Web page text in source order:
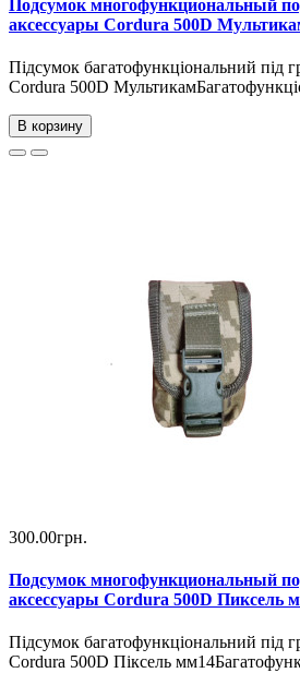
Подсумок многофункциональный
аксессуары Сordura 500D
Підсумок багатофункціональний під
Сordura 500D
В корзину
300.00грн.
Подсумок многофункциональный
аксессуары Сordura 500D Пиксель
Підсумок багатофункціональний під
Сordura 500D Піксель